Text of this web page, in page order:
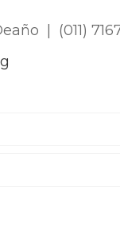
| (011)